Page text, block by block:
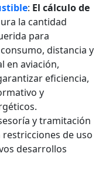
: El cálculo de
la cantidad
para
distancia y
en aviación,
eficiencia,
y
y tramitación
de uso
desarrollos